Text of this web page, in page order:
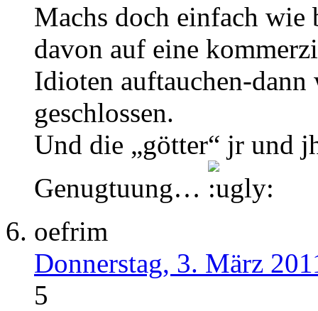
Machs doch einfach
davon auf eine
Idioten auftauchen-
geschlossen.
Und die „götter“ jr und
Genugtuung…
oefrim
Donnerstag, 3. März
5